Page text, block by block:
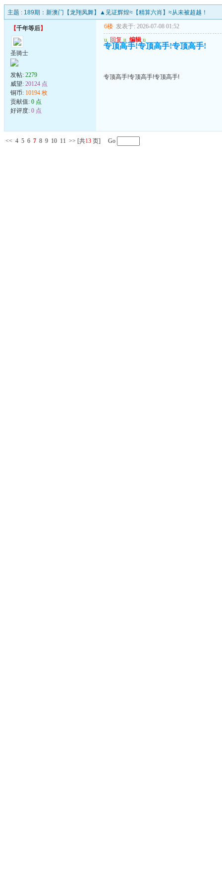
主题 : 189期：新澳门【龙翔凤舞】▲见证辉煌≈【精算六肖】≈从未被超越！
【千年等后】
圣骑士
发帖: 2279
威望: 20124 点
铜币: 10194 枚
贡献值: 0 点
好评度: 0 点
6楼 发表于: 2026-07-08 01:52
u 回复 u 编辑 u
专顶高手!专顶高手!专顶高手!
专顶高手!专顶高手!专顶高手!
<< 4 5 6 7 8 9 10 11 >> [共13 页] Go